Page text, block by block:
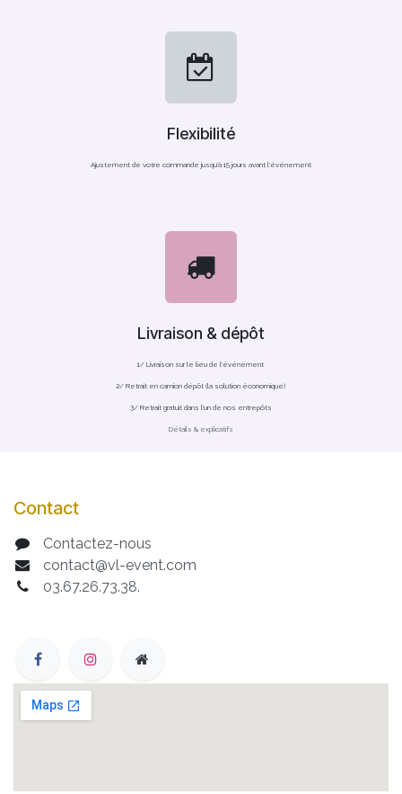
Flexibilité
Ajustement de votre commande jusqu'à 15 jours avant l'événement
Livraison & dépôt
1/ Livraison sur le lieu de l'événement
2/ Retrait en camion dépôt (la solution économique)
3/ Retrait gratuit dans l'un de nos entrepôts
Détails & explicatifs
Contact
Contactez-nous
contact@vl-event.com
03.67.26.73.38.